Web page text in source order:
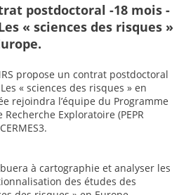
postdoctoral -18 mois -
« sciences des risques »
propose un contrat postdoctoral
« sciences des risques » en
rejoindra l’équipe du Programme
Exploratoire (PEPR
à cartographie et analyser les
des études des